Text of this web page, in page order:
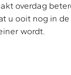
overdag
u ooit nog in
wordt.